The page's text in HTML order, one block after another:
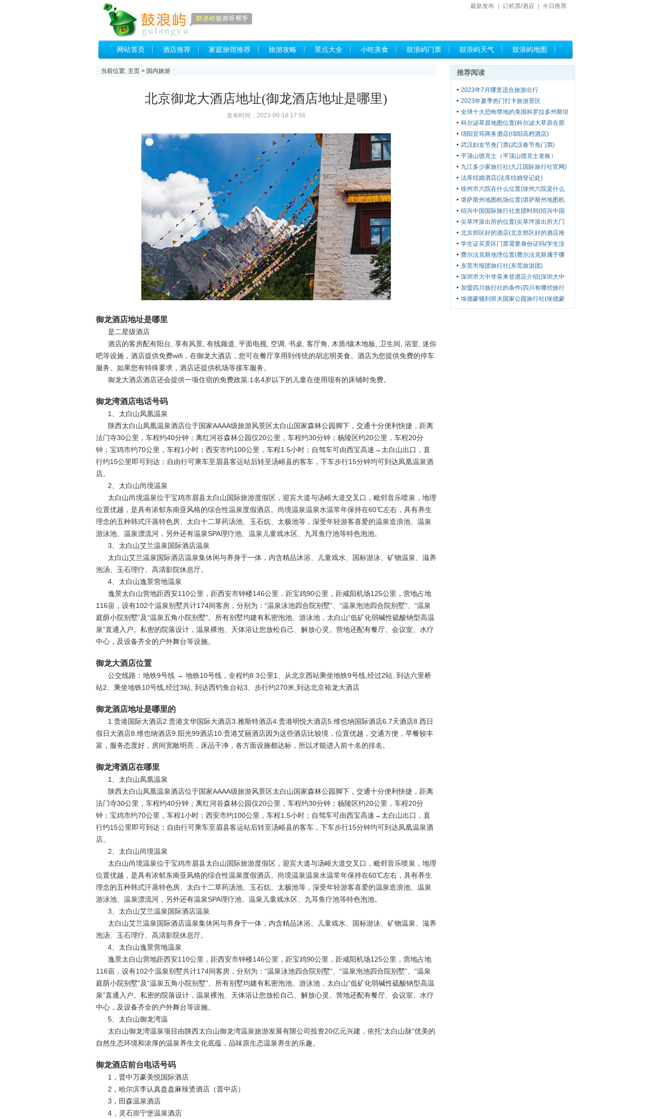
最新发布 订机票/酒店 今日推荐
网站首页 酒店推荐 家庭旅馆推荐 旅游攻略 景点大全 小吃美食 鼓浪屿门票 鼓浪屿天气 鼓浪屿地图
当前位置: 主页 > 国内旅游
北京御龙大酒店地址(御龙酒店地址是哪里)
发布时间：2023-09-18 17:56
御龙酒店地址是哪里
是二星级酒店
酒店的客房配有阳台, 享有风景, 有线频道, 平面电视, 空调, 书桌, 客厅角, 木质/镶木地板, 卫生间, 浴室, 迷你
吧等设施，酒店提供免费wifi，在御龙大酒店，您可在餐厅享用到传统的胡志明美食。酒店为您提供免费的停车
服务。如果您有特殊要求，酒店还提供机场等接车服务。
御龙大酒店酒店还会提供一项住宿的免费政策:1名4岁以下的儿童在使用现有的床铺时免费。
御龙湾酒店电话号码
1、太白山凤凰温泉
陕西太白山凤凰温泉酒店位于国家AAAA级旅游风景区太白山国家森林公园脚下，交通十分便利快捷，距离
法门寺30公里，车程约40分钟；离红河谷森林公园仅20公里，车程约30分钟；杨陵区约20公里，车程20分
钟；宝鸡市约70公里，车程1小时；西安市约100公里，车程1.5小时；自驾车可由西宝高速→太白山出口，直
行约15公里即可到达；自由行可乘车至眉县客运站后转至汤峪县的客车，下车步行15分钟均可到达凤凰温泉酒
店。
2、太白山尚境温泉
太白山尚境温泉位于宝鸡市眉县太白山国际旅游度假区，迎宾大道与汤峪大道交叉口，毗邻音乐喷泉，地理
位置优越，是具有浓郁东南亚风格的综合性温泉度假酒店。尚境温泉温泉水温常年保持在60℃左右，具有养生
理念的五种韩式汗蒸特色房、太白十二草药汤池、玉石炕、太极池等，深受年轻游客喜爱的温泉造浪池、温泉
游泳池、温泉漂流河，另外还有温泉SPA理疗池、温泉儿童戏水区、九耳鱼疗池等特色泡池。
3、太白山艾兰温泉国际酒店温泉
太白山艾兰温泉国际酒店温泉集休闲与养身于一体，内含精品沐浴、儿童戏水、国标游泳、矿物温泉、滋养
泡汤、玉石理疗、高清影院休息厅。
4、太白山逸景营地温泉
逸景太白山营地距西安110公里，距西安市钟楼146公里，距宝鸡90公里，距咸阳机场125公里，营地占地
116亩，设有102个温泉别墅共计174间客房，分别为：“温泉泳池四合院别墅”、“温泉泡池四合院别墅”、“温泉
庭荫小院别墅”及“温泉五角小院别墅”。所有别墅均建有私密泡池、游泳池，太白山“低矿化弱碱性硫酸钠型高温
泉”直通入户。私密的院落设计，温泉裸泡、天体浴让您放松自己、解放心灵。营地还配有餐厅、会议室、水疗
中心，及设备齐全的户外舞台等设施。
御龙大酒店位置
公交线路：地铁9号线 → 地铁10号线，全程约8.3公里1、从北京西站乘坐地铁9号线,经过2站, 到达六里桥
站2、乘坐地铁10号线,经过3站, 到达西钓鱼台站3、步行约270米,到达北京裕龙大酒店
御龙酒店地址是哪里的
1.贵港国际大酒店2.贵港文华国际大酒店3.雅斯特酒店4.贵港明悦大酒店5.维也纳国际酒店6.7天酒店8.西日
假日大酒店8.维也纳酒店9.阳光99酒店10.贵港艾丽酒店因为这些酒店比较境，位置优越，交通方便，早餐较丰
富，服务态度好，房间宽敞明亮，床品干净，各方面设施都达标，所以才能进入前十名的排名。
御龙湾酒店在哪里
1、太白山凤凰温泉
陕西太白山凤凰温泉酒店位于国家AAAA级旅游风景区太白山国家森林公园脚下，交通十分便利快捷，距离
法门寺30公里，车程约40分钟；离红河谷森林公园仅20公里，车程约30分钟；杨陵区约20公里，车程20分
钟；宝鸡市约70公里，车程1小时；西安市约100公里，车程1.5小时；自驾车可由西宝高速→太白山出口，直
行约15公里即可到达；自由行可乘车至眉县客运站后转至汤峪县的客车，下车步行15分钟均可到达凤凰温泉酒
店。
2、太白山尚境温泉
太白山尚境温泉位于宝鸡市眉县太白山国际旅游度假区，迎宾大道与汤峪大道交叉口，毗邻音乐喷泉，地理
位置优越，是具有浓郁东南亚风格的综合性温泉度假酒店。尚境温泉温泉水温常年保持在60℃左右，具有养生
理念的五种韩式汗蒸特色房、太白十二草药汤池、玉石炕、太极池等，深受年轻游客喜爱的温泉造浪池、温泉
游泳池、温泉漂流河，另外还有温泉SPA理疗池、温泉儿童戏水区、九耳鱼疗池等特色泡池。
3、太白山艾兰温泉国际酒店温泉
太白山艾兰温泉国际酒店温泉集休闲与养身于一体，内含精品沐浴、儿童戏水、国标游泳、矿物温泉、滋养
泡汤、玉石理疗、高清影院休息厅。
4、太白山逸景营地温泉
逸景太白山营地距西安110公里，距西安市钟楼146公里，距宝鸡90公里，距咸阳机场125公里，营地占地
116亩，设有102个温泉别墅共计174间客房，分别为：“温泉泳池四合院别墅”、“温泉泡池四合院别墅”、“温泉
庭荫小院别墅”及“温泉五角小院别墅”。所有别墅均建有私密泡池、游泳池，太白山“低矿化弱碱性硫酸钠型高温
泉”直通入户。私密的院落设计，温泉裸泡、天体浴让您放松自己、解放心灵。营地还配有餐厅、会议室、水疗
中心，及设备齐全的户外舞台等设施。
5、太白山御龙湾温
太白山御龙湾温泉项目由陕西太白山御龙湾温泉旅游发展有限公司投资20亿元兴建，依托“太白山脉”优美的
自然生态环境和浓厚的温泉养生文化底蕴，品味原生态温泉养生的乐趣。
御龙酒店前台电话号码
1，晋中万豪美悦国际酒店
2，哈尔滨李认真盘盘麻辣烫酒店（晋中店）
3，田森温泉酒店
4，灵石崇宁堡温泉酒店
推荐阅读
2023年7月哪里适合旅游出行
2023年夏季热门打卡旅游景区
全球十大恐怖禁地的美国科罗拉多州斯坦
利酒店
科尔泌草原地图位置(科尔泌大草原在那
里)
绵阳宜筠商务酒店(绵阳高档酒店)
武汉妇女节免门票(武汉春节免门票)
平顶山德克士（平顶山德克士老板）
九江多少家旅行社(九江国际旅行社官网)
法库结婚酒店(法库结婚登记处)
徐州市六院在什么位置(徐州六院是什么
医院)
堪萨斯州地图机场位置(堪萨斯州地图机
场位置图)
绍兴中国国际旅行社发团时间(绍兴中国
国际旅行社电话)
尖草坪派出所的位置(尖草坪派出所大门
图片)
北京郊区好的酒店(北京郊区好的酒店推
荐)
学生证买景区门票需要身份证吗(学生没
有身份证怎么买景区门票)
费尔法克斯地理位置(费尔法克斯属于哪
个城市)
东莞市报团旅行社(东莞旅游团)
深圳市大中华喜来登酒店介绍(深圳大中
华喜来登酒店价格)
加盟四川旅行社的条件(四川有哪些旅行
社可以加盟)
埃德蒙顿到班夫国家公园旅行社(埃德蒙
顿到班夫距离)